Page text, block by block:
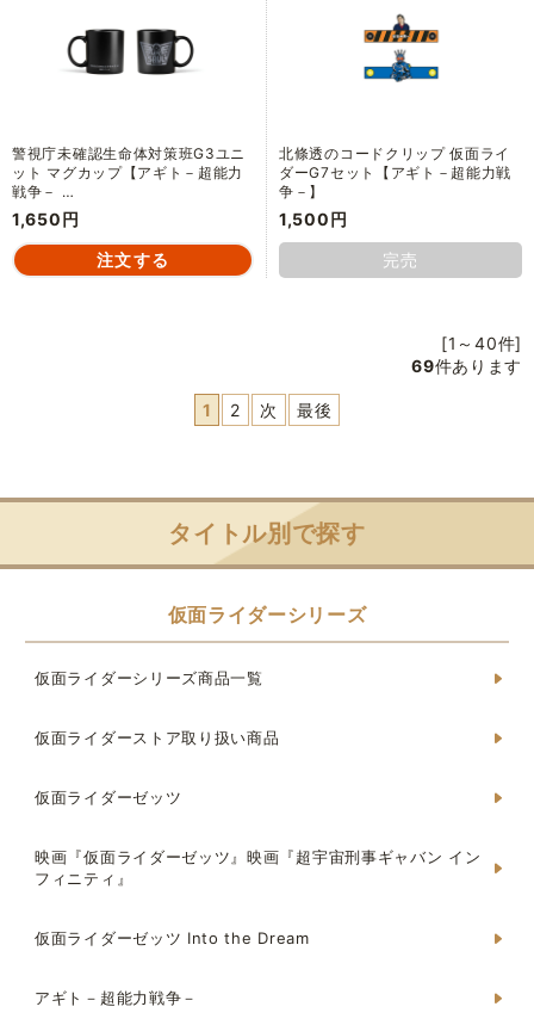
警視庁未確認生命体対策班G3ユニ
ット マグカップ【アギト－超能力
戦争－ …
1,650円
北條透のコードクリップ 仮面ライ
ダーG7セット【アギト－超能力戦
争－】
1,500円
完売
[1～40件]
69件あります
1 2 次 最後
タイトル別で探す
仮面ライダーシリーズ
仮面ライダーシリーズ商品一覧
仮面ライダーストア取り扱い商品
仮面ライダーゼッツ
映画『仮面ライダーゼッツ』映画『超宇宙刑事ギャバン イン
フィニティ』
仮面ライダーゼッツ Into the Dream
アギト－超能力戦争－